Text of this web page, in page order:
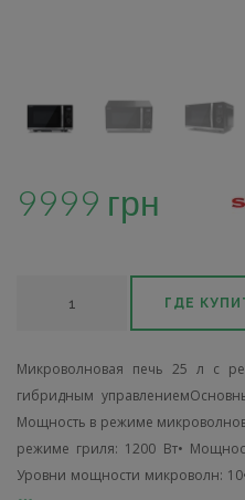
9999 грн
ГДЕ
Микроволновая печь 25 л с
гибридным
Мощность в режиме
режиме гриля: 1200 Вт•
Уровни мощности микроволн: